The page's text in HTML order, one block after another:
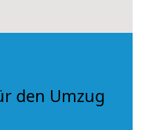
den Umzug